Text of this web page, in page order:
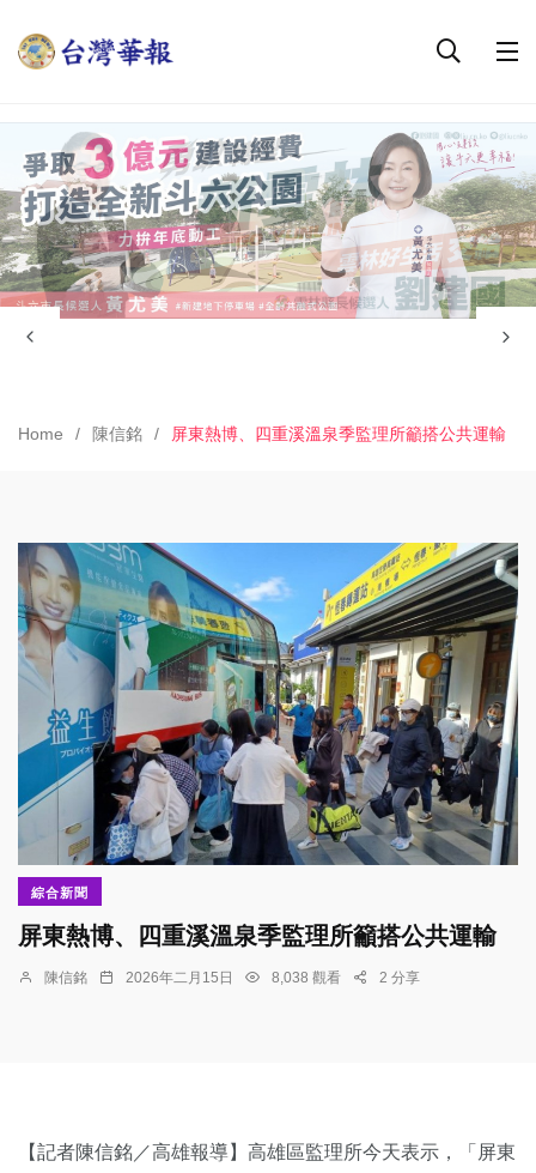
Home 陳信銘 屏東熱博、四重溪溫泉季監理所籲搭公共運輸
綜合新聞
屏東熱博、四重溪溫泉季監理所籲搭公共運輸
陳信銘 2026年二月15日 8,038 觀看 2 分享
【記者陳信銘／高雄報導】高雄區監理所今天表示，「屏東